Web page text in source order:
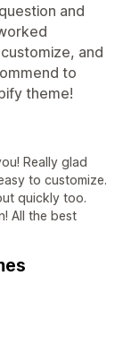
and
and
to
theme!
Really glad
to customize.
quickly too.
All the best